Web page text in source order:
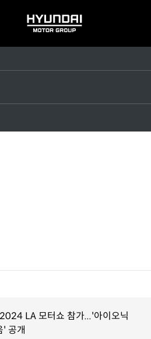
HYUNDAI
MOTOR
LA 모터쇼 참가...'아이오닉
' 공개